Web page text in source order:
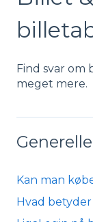
Find svar
meget mere.
Kan man
Hvad